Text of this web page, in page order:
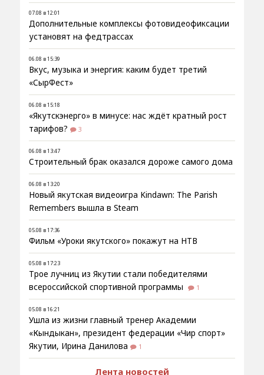
07.08 в 12:01
Дополнительные комплексы фотовидеофиксации
установят на федтрассах
06.08 в 15:39
Вкус, музыка и энергия: каким будет третий
«СырФест»
06.08 в 15:18
«Якутскэнерго» в минусе: нас ждёт кратный рост
тарифов?
3
06.08 в 13:47
Строительный брак оказался дороже самого дома
06.08 в 13:20
Новый якутская видеоигра Kindawn: The Parish
Remembers вышла в Steam
05.08 в 17:36
Фильм «Уроки якутского» покажут на НТВ
05.08 в 17:23
Трое лучниц из Якутии стали победителями
всероссийской спортивной программы
1
05.08 в 16:21
Ушла из жизни главный тренер Академии
«Кындыкан», президент федерации «Чир спорт»
Якутии, Ирина Данилова
1
Лента новостей